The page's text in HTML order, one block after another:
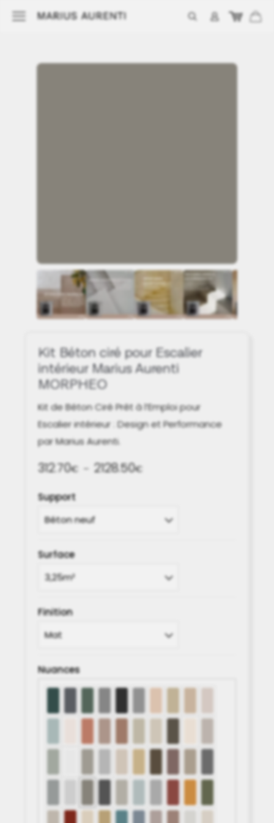
Kit Béton ciré pour Escalier
intérieur Marius Aurenti
MORPHEO
Kit de Béton Ciré Prêt à l’Emploi pour
Escalier intérieur : Design et Performance
par Marius Aurenti.
312.70€ – 2128.50€
312.70€
Support
Surface
Finition
Nuances